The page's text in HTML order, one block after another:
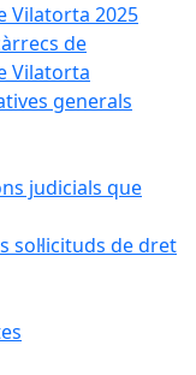
Vilatorta 2025
de
Vilatorta
generals
judicials que
sol·licituds de dret